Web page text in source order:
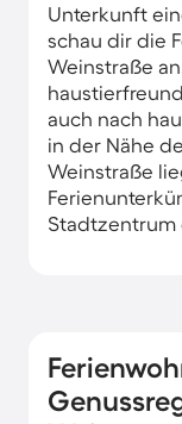
Unterkunft
schau dir die
Weinstraße
auch nach
in der Nähe
Weinstraße
Stadtzentrum